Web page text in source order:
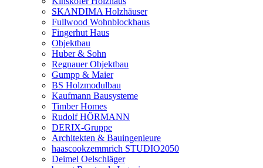
SKANDIMA Holzhäuser
Fullwood Wohnblockhaus
Fingerhut Haus
Objektbau
Huber & Sohn
Regnauer Objektbau
Gumpp & Maier
BS Holzmodulbau
Kaufmann Bausysteme
Timber Homes
Rudolf HÖRMANN
DERIX-Gruppe
Architekten & Bauingenieure
haascookzemmrich STUDIO2050
Deimel Oelschläger